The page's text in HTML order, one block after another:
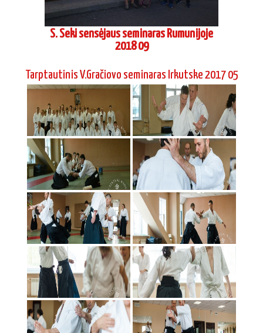
S. Seki sensėjaus seminaras Rumunijoje
2018 09
Tarptautinis V.Gračiovo seminaras Irkutske 2017 05